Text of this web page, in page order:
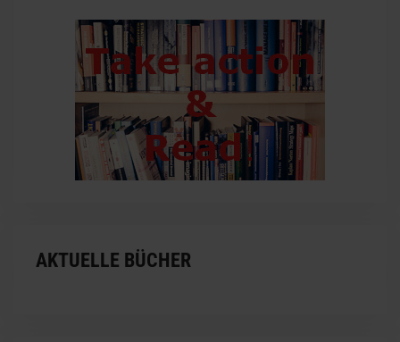
AKTUELLE BÜCHER